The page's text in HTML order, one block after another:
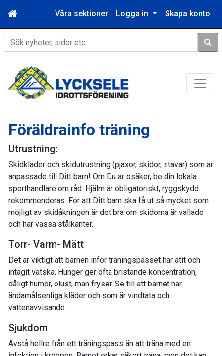
Våra sektioner Logga in Skapa konto
Sök
Föräldrainfo träning
Utrustning:
Skidkläder och skidutrustning (pjäxor, skidor, stavar) som är
anpassade till Ditt barn! Om Du är osäker, be din lokala
sporthandlare om råd. Hjälm är obligatoriskt, ryggskydd
rekommenderas. För att Ditt barn ska få ut så mycket som
möjligt av skidåkningen är det bra om skidorna är vallade
och har vassa stålkanter.
Torr- Varm- Mätt
Det är viktigt att barnen inför träningspasset har ätit och
intagit vätska. Hunger ger ofta bristande koncentration,
dåligt humör, olust, man fryser. Se till att barnet har
ändamålsenliga kläder och som är vindtäta och
vattenavvisande.
Sjukdom
Avstå hellre från ett träningspass än att träna med en